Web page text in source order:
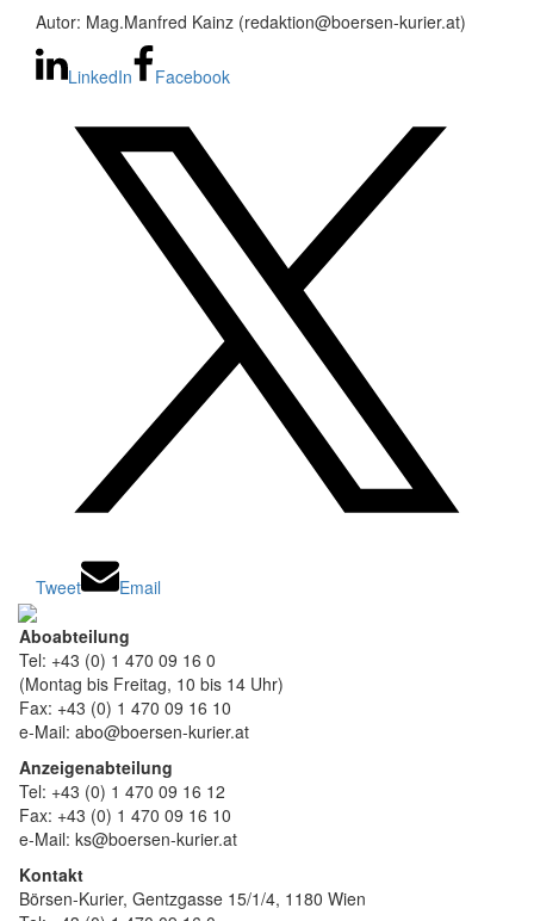
Autor: Mag.Manfred Kainz (redaktion@boersen-kurier.at)
LinkedIn Facebook
Tweet Email
Aboabteilung
Tel: +43 (0) 1 470 09 16 0
(Montag bis Freitag, 10 bis 14 Uhr)
Fax: +43 (0) 1 470 09 16 10
e-Mail: abo@boersen-kurier.at
Anzeigenabteilung
Tel: +43 (0) 1 470 09 16 12
Fax: +43 (0) 1 470 09 16 10
e-Mail: ks@boersen-kurier.at
Kontakt
Börsen-Kurier, Gentzgasse 15/1/4, 1180 Wien